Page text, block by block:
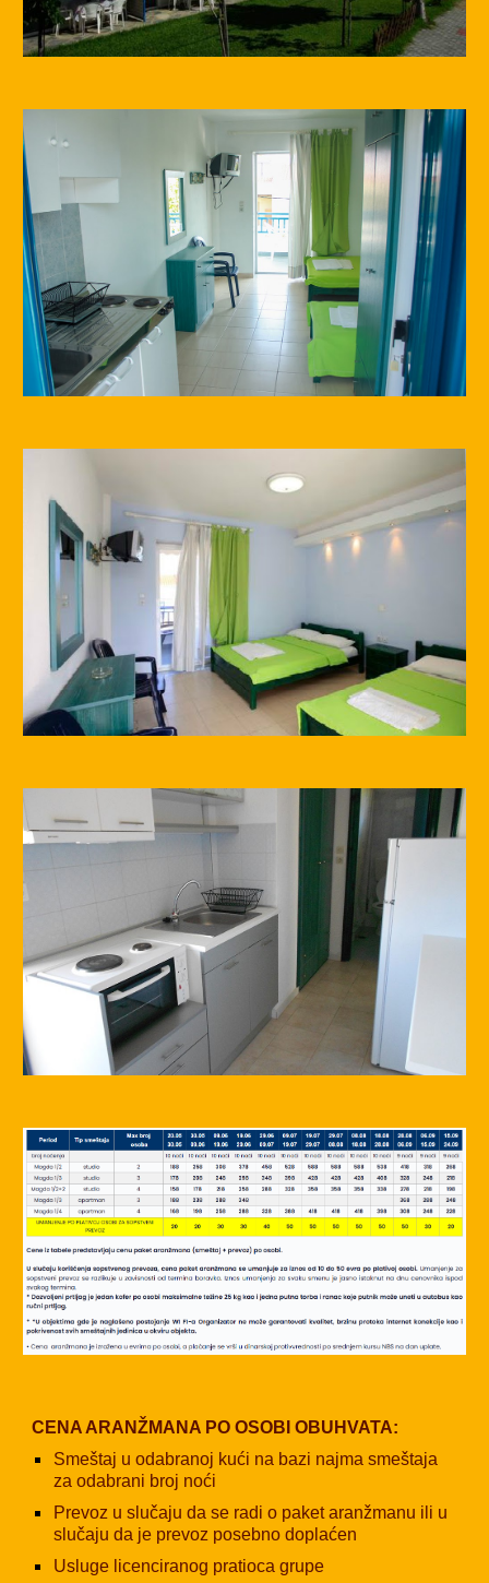
CENA ARANŽMANA PO OSOBI OBUHVATA:
Smeštaj u odabranoj kući na bazi najma smeštaja
za odabrani broj noći
Prevoz u slučaju da se radi o paket aranžmanu ili u
slučaju da je prevoz posebno doplaćen
Usluge licenciranog pratioca grupe